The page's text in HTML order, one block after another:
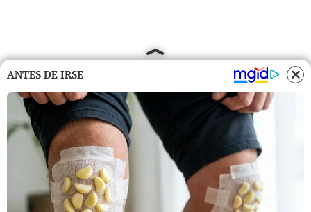
ANTES DE IRSE